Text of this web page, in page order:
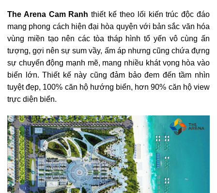
The Arena Cam Ranh thiết kế theo lối kiến trúc độc đáo
mang phong cách hiện đại hòa quyện với bản sắc văn hóa
vùng miền tạo nên các tòa tháp hình tổ yến vô cùng ấn
tượng, gợi nên sự sum vầy, ấm áp nhưng cũng chứa đựng
sự chuyển động mạnh mẽ, mang nhiều khát vọng hòa vào
biển lớn. Thiết kế này cũng đảm bảo đem đến tầm nhìn
tuyệt đẹp, 100% căn hộ hướng biển, hơn 90% căn hộ view
trực diện biển.